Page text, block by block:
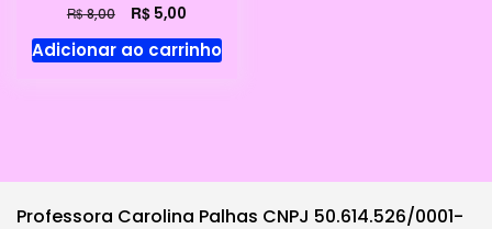
R$8,00
preço
original
R$5,00O
preço
atual
Adicionar ao carrinho
Professora Carolina Palhas CNPJ 50.614.526/0001-